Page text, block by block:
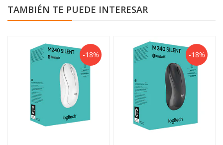
TAMBIÉN TE PUEDE INTERESAR
-18% -18%